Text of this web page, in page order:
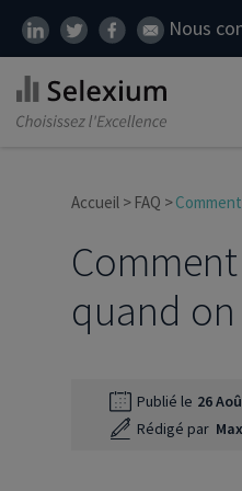
Nous
Accueil FAQ
quand
Publié le 26
Rédigé par